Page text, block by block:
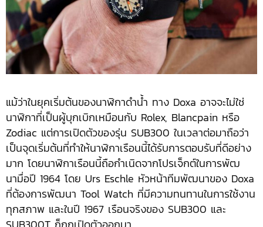
แม้ว่าในยุคเริ่มต้นของนาฬิกาดำน้ำ ทาง Doxa อาจจะไม่ใช่
นาฬิกาที่เป็นผู้บุกเบิกเหมือนกับ Rolex, Blancpain หรือ
Zodiac แต่การเปิดตัวของรุ่น SUB300 ในเวลาต่อมาถือว่า
เป็นจุดเริ่มต้นที่ทำให้นาฬิกาเรือนนี้ได้รับการตอบรับที่ดีอย่าง
มาก โดยนาฬิกาเรือนนี้ถือกำเนิดจากโปรเจ็กต์ในการพัฒ
นามื่อปี 1964 โดย Urs Eschle หัวหน้าทีมพัฒนาของ Doxa
ที่ต้องการพัฒนา Tool Watch ที่มีความทนทานในการใช้งาน
ทุกสภาพ และในปี 1967 เรือนจริงของ SUB300 และ